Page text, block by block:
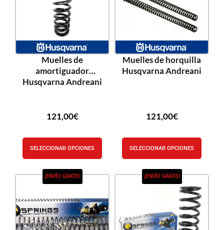
Muelles de
amortiguador
Husqvarna Andreani
121,00€
SELECCIONAR OPCIONES
Muelles de horquilla
Husqvarna Andreani
121,00€
SELECCIONAR OPCIONES
¡ENVÍO GRATIS! ¡ENVÍO GRATIS!